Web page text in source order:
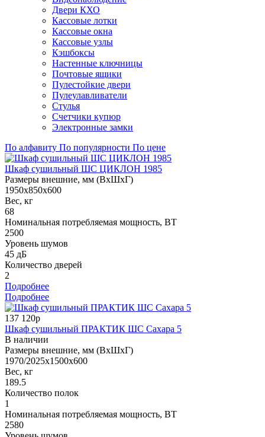
Двери КХО
Кассовые лотки
Кассовые окна
Кассовые узлы
Кэшбоксы
Настенные ключницы
Почтовые ящики
Пулестойкие двери
Пулеулавливатели
Стулья
Счетчики купюр
Электронные замки
По алфавиту По популярности По цене
Шкаф сушильный ШС ЦИКЛОН 1985
Размеры внешние, мм (ВхШхГ)
1950x850x600
Вес, кг
68
Номинальная потребляемая мощность, ВТ
2500
Уровень шумов
45 дБ
Количество дверей
2
Подробнее
Подробнее
137 120р
Шкаф сушильный ПРАКТИК ШС Сахара 5
В наличии
Размеры внешние, мм (ВхШхГ)
1970/2025x1500x600
Вес, кг
189.5
Количество полок
1
Номинальная потребляемая мощность, ВТ
2580